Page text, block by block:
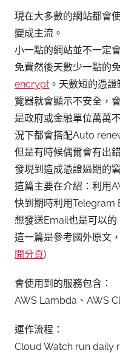
現在大多數的網站都會
變成主流。
小一點的網站並不一定
免費然後天數少一點的
encrypt 。天數短的憑
覽器就會顯示不安全，
是政府或金融單位萬萬
況下都會搭配Auto
但是有時候偶爾會有出
發現到造成憑證過期的
這篇主要在介紹：利用
快到期時利用Telegram
想發送Email也是可以的
這一篇是參考國外原文
開分頁)
會使用到的服務包含：
AWS Lambda、AWS
運作流程：
Cloud Watch run